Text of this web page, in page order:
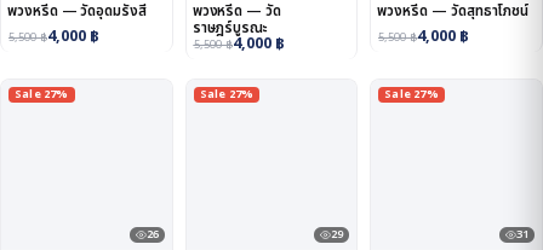
พวงหรีด — วัดอุดมรังสี
5,500฿4,000 ฿
พวงหรีด — วัด
ราษฎร์บูรณะ
5,500฿4,000 ฿
พวงหรีด — วัดสุทธาโภชน์
5,500฿4,000 ฿
Sale 27%
26
Sale 27%
29
Sale 27%
31